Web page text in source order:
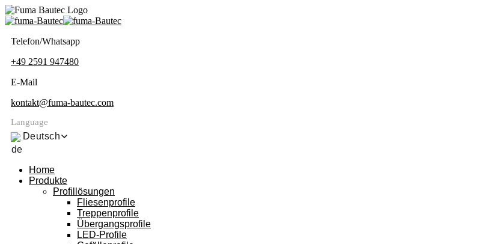
Telefon/Whatsapp
+49 2591 947480
E-Mail
kontakt@fuma-bautec.com
Language
Deutsch
Home
Produkte
Profillösungen
Fliesenprofile
Treppenprofile
Übergangsprofile
LED-Profile